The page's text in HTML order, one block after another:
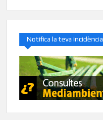
Notifica la teva incidència